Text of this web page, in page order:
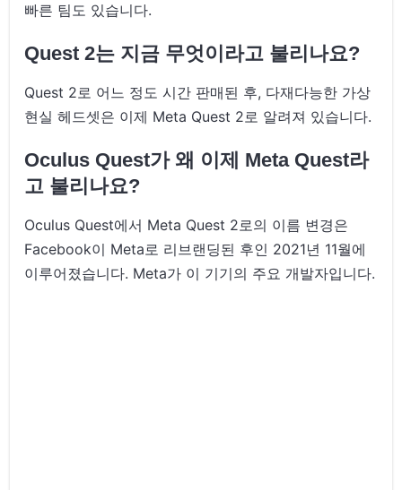
빠른 팀도 있습니다.
Quest 2는 지금 무엇이라고 불리나요?
Quest 2로 어느 정도 시간 판매된 후, 다재다능한 가상
현실 헤드셋은 이제 Meta Quest 2로 알려져 있습니다.
Oculus Quest가 왜 이제 Meta Quest라
고 불리나요?
Oculus Quest에서 Meta Quest 2로의 이름 변경은
Facebook이 Meta로 리브랜딩된 후인 2021년 11월에
이루어졌습니다. Meta가 이 기기의 주요 개발자입니다.